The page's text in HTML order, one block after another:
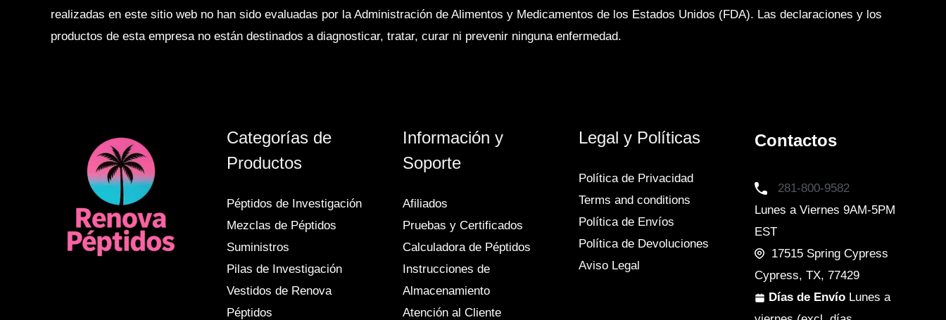
realizadas en este sitio web no han sido evaluadas por la Administración de Alimentos y Medicamentos de los Estados Unidos (FDA). Las declaraciones y los
productos de esta empresa no están destinados a diagnosticar, tratar, curar ni prevenir ninguna enfermedad.
Categorías de
Productos
Péptidos de Investigación
Mezclas de Péptidos
Suministros
Pilas de Investigación
Vestidos de Renova
Péptidos
Información y
Soporte
Afiliados
Pruebas y Certificados
Calculadora de Péptidos
Instrucciones de
Almacenamiento
Atención al Cliente
Legal y Políticas
Política de Privacidad
Terms and conditions
Política de Envíos
Política de Devoluciones
Aviso Legal
Contactos
281-800-9582
Lunes a Viernes 9AM-5PM
EST
17515 Spring Cypress
Cypress, TX, 77429
Días de Envío Lunes a